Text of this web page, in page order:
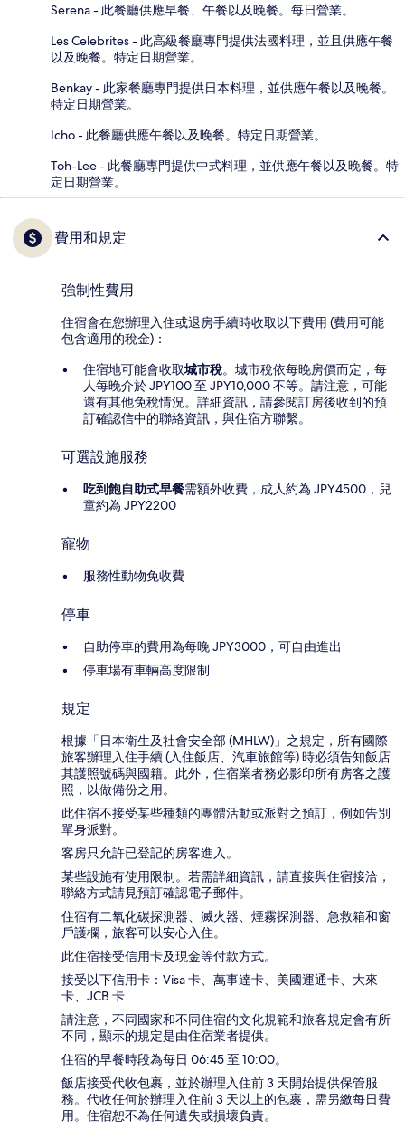
Serena - 此餐廳供應早餐、午餐以及晚餐。每日營業。
Les Celebrites - 此高級餐廳專門提供法國料理，並且供應午餐
以及晚餐。特定日期營業。
Benkay - 此家餐廳專門提供日本料理，並供應午餐以及晚餐。
特定日期營業。
Icho - 此餐廳供應午餐以及晚餐。特定日期營業。
Toh-Lee - 此餐廳專門提供中式料理，並供應午餐以及晚餐。特
定日期營業。
費用和規定
強制性費用
住宿會在您辦理入住或退房手續時收取以下費用 (費用可能
包含適用的稅金)：
住宿地可能會收取城市稅。城市稅依每晚房價而定，每
人每晚介於 JPY100 至 JPY10,000 不等。請注意，可能
還有其他免稅情況。詳細資訊，請參閱訂房後收到的預
訂確認信中的聯絡資訊，與住宿方聯繫。
可選設施服務
吃到飽自助式早餐需額外收費，成人約為 JPY4500，兒
童約為 JPY2200
寵物
服務性動物免收費
停車
自助停車的費用為每晚 JPY3000，可自由進出
停車場有車輛高度限制
規定
根據「日本衛生及社會安全部 (MHLW)」之規定，所有國際
旅客辦理入住手續 (入住飯店、汽車旅館等) 時必須告知飯店
其護照號碼與國籍。此外，住宿業者務必影印所有房客之護
照，以做備份之用。
此住宿不接受某些種類的團體活動或派對之預訂，例如告別
單身派對。
客房只允許已登記的房客進入。
某些設施有使用限制。若需詳細資訊，請直接與住宿接洽，
聯絡方式請見預訂確認電子郵件。
住宿有二氧化碳探測器、滅火器、煙霧探測器、急救箱和窗
戶護欄，旅客可以安心入住。
此住宿接受信用卡及現金等付款方式。
接受以下信用卡：Visa 卡、萬事達卡、美國運通卡、大來
卡、JCB 卡
請注意，不同國家和不同住宿的文化規範和旅客規定會有所
不同，顯示的規定是由住宿業者提供。
住宿的早餐時段為每日 06:45 至 10:00。
飯店接受代收包裹，並於辦理入住前 3 天開始提供保管服
務。代收任何於辦理入住前 3 天以上的包裹，需另繳每日費
用。住宿恕不為任何遺失或損壞負責。